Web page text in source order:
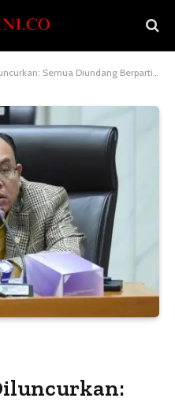
Semua Diundang Berpartisipasi